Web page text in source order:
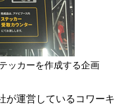
ッカーを作成する企画
が運営しているコワーキ